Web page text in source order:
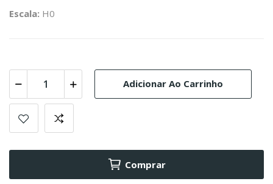
Escala: H0
Adicionar Ao Carrinho
Comprar